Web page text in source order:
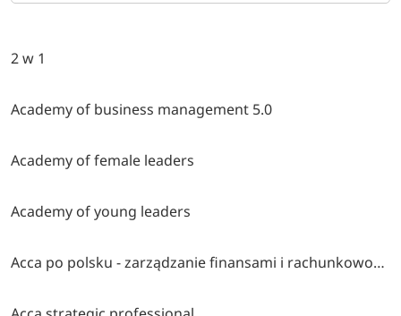
2 w 1
Academy of business management 5.0
Academy of female leaders
Academy of young leaders
Acca po polsku - zarządzanie finansami i rachunkowość w środowisku międzynarodowym